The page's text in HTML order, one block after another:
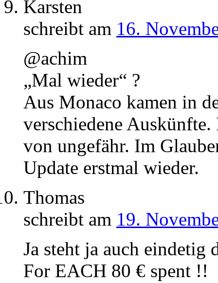
Karsten
schreibt am 16.
@achim
„Mal wieder“ ?
Aus Monaco kamen in
verschiedene
von ungefähr. Im
Update erstmal wieder.
Thomas
schreibt am 19.
Ja steht ja auch eindetig
For EACH 80 € spent !!